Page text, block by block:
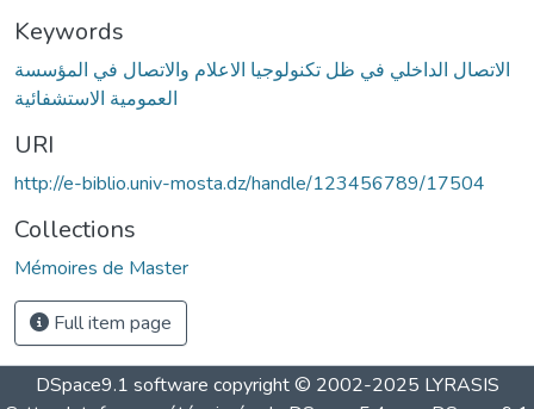
Keywords
الاتصال الداخلي في ظل تكنولوجيا الاعلام والاتصال في المؤسسة
العمومية الاستشفائية
URI
http://e-biblio.univ-mosta.dz/handle/123456789/17504
Collections
Mémoires de Master
Full item page
DSpace9.1 software copyright © 2002-2025 LYRASIS